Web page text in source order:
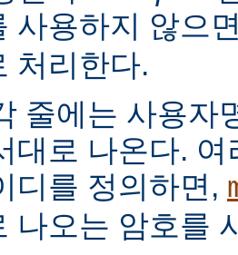
사용하지 않으
처리한다.
줄에는 사용자
대로 나온다.
디를 정의하면,
나오는 암호를